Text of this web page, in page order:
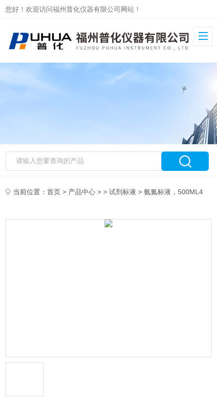
您好！欢迎访问福州普化仪器有限公司网站！
当前位置：首页 > 产品中心 > >试剂标液 > 氨氮标液，500ML4